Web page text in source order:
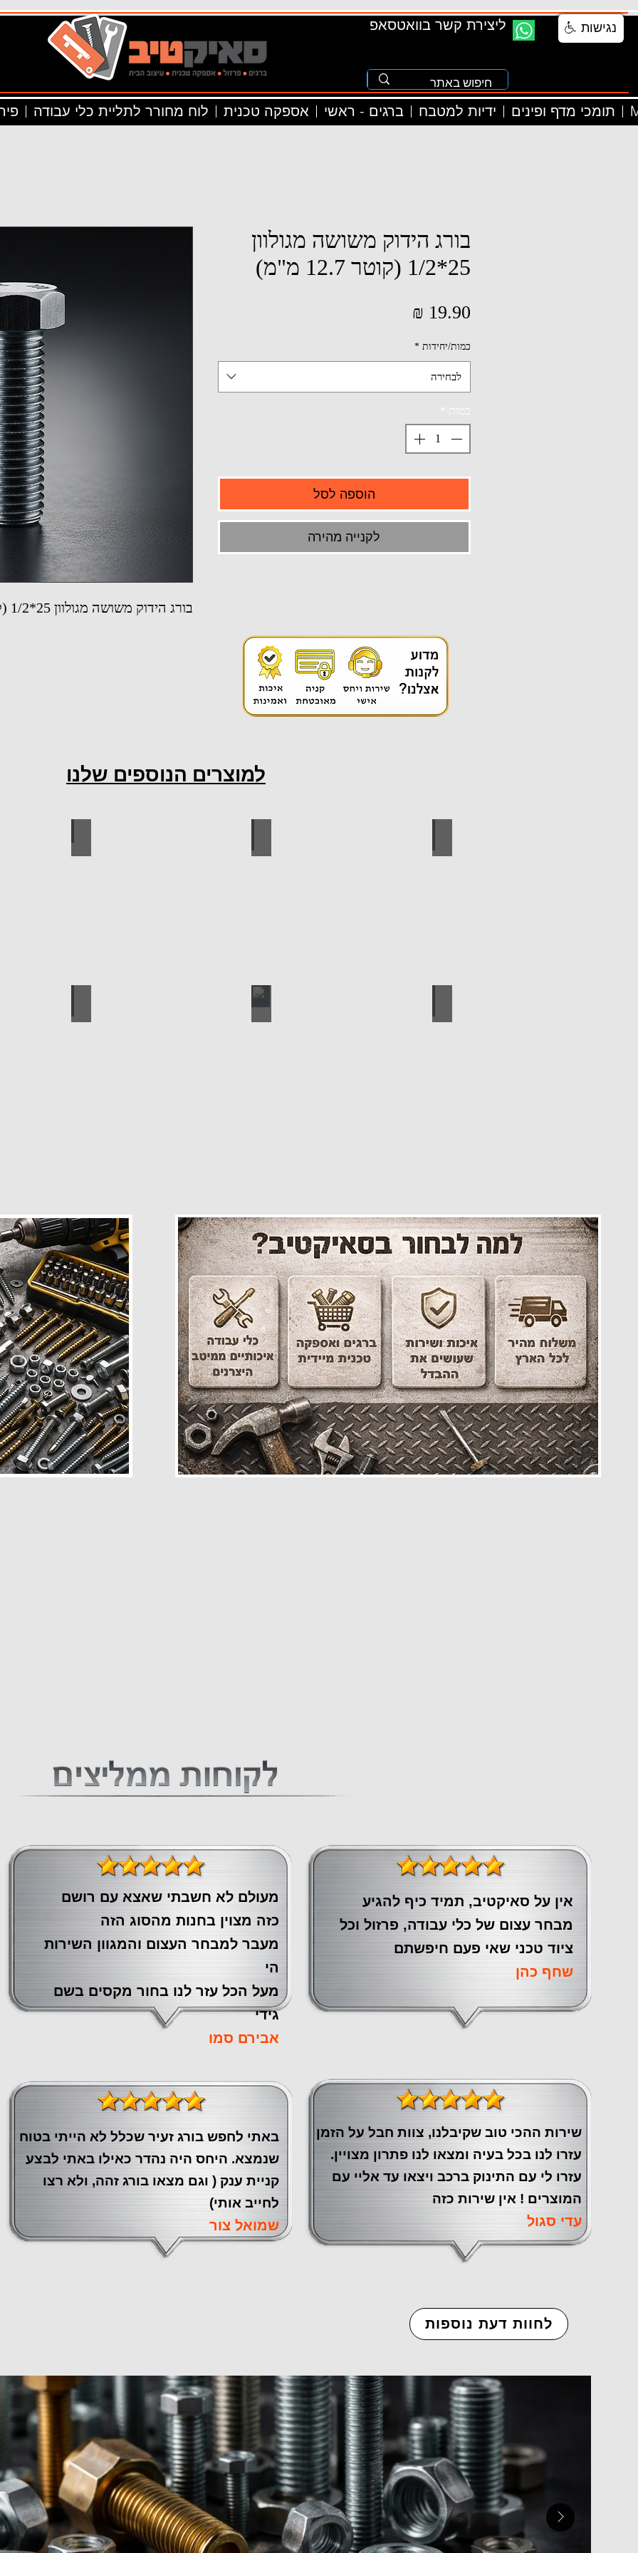
ליצירת קשר בוואטסאפ
לוח מחורר לתליית כלי עבודה אספקה טכנית ברגים - ראשי ידיות למטבח תומכי מדף ופינים
בורג הידוק משושה מגולוון 25*1/2 (קוטר 12.7 מ"מ)
בורג הידוק משושה מגולוון
25*1/2 (קוטר 12.7 מ"מ)
כמות/יחידות *
לבחירה
כמות
הוספה לסל
לקנייה מהירה
למוצרים הנוספים שלנו
פרזול
מעולם לא חשבתי שאצא עם רושם
כזה מצוין ‏בחנות מהסוג הזה
‏מעבר ‏למבחר העצום והמגוון השירות
הי
מעל הכל עזר לנו ‏בחור מקסים בשם
גידי
אבירם סמו
אין על סאיקטיב, תמיד כיף להגיע
מבחר עצום של כלי עבודה, פרזול וכל
ציוד טכני שאי פעם חיפשתם
שחף כהן
שירות ההכי טוב שקיבלנו, צוות חבל על הזמן
עזרו לנו בכל בעיה ומצאו לנו פתרון מצויין.
עזרו לי עם התינוק ברכב ויצאו עד אליי עם
המוצרים ! אין שירות כזה
עדי סגול
באתי לחפש בורג זעיר שכלל לא הייתי בטוח
שנמצא. היחס היה נהדר כאילו באתי לבצע
קניית ענק ( וגם מצאו בורג זהה, ולא רצו
לחייב אותי)
שמואל צור
לחוות דעת נוספות
נגישות